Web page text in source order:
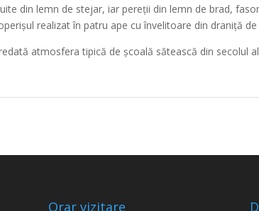
din lemn de stejar, iar pereții din lemn de brad,
realizat în patru ape cu învelitoare din draniță de
atmosfera tipică de școală sătească din secolul
Orar vizitare